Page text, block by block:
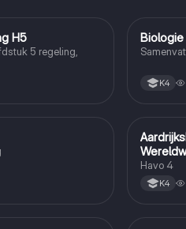
H5
5 regeling,
Biologie
K4
Havo 4
K4